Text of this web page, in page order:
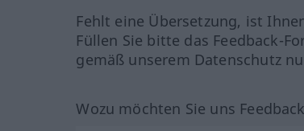
Fehlt eine Übersetzung, ist
Füllen Sie bitte das Feedback-
gemäß unserem Datenschutz
Wozu möchten Sie uns